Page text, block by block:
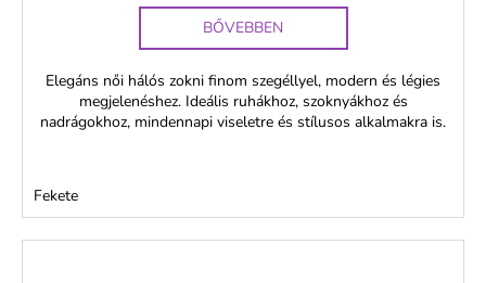
BŐVEBBEN
Elegáns női hálós zokni finom szegéllyel, modern és légies
megjelenéshez. Ideális ruhákhoz, szoknyákhoz és
nadrágokhoz, mindennapi viseletre és stílusos alkalmakra is.
Fekete